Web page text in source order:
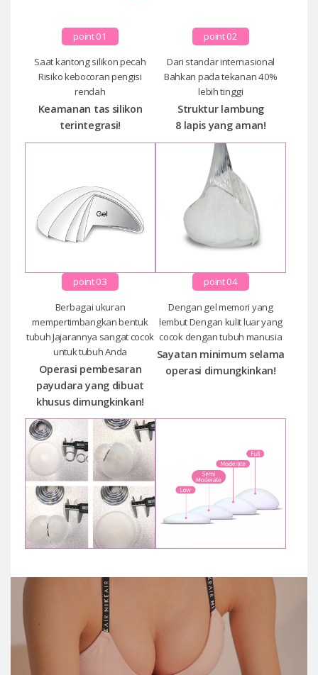
point 01
Saat kantong silikon pecah
Risiko kebocoran pengisi
rendah
Keamanan tas silikon
terintegrasi!
point 02
Dari standar internasional
Bahkan pada tekanan 40%
lebih tinggi
Struktur lambung
8 lapis yang aman!
point 03
Berbagai ukuran
mempertimbangkan bentuk
tubuh Jajarannya sangat cocok
untuk tubuh Anda
Operasi pembesaran
payudara yang dibuat
khusus dimungkinkan!
point 04
Dengan gel memori yang
lembut Dengan kulit luar yang
cocok dengan tubuh manusia
Sayatan minimum selama
operasi dimungkinkan!